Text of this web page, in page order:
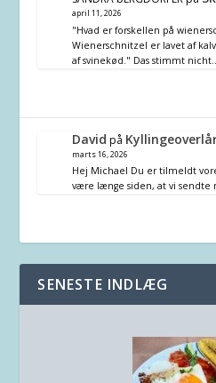
april 11, 2026
"Hvad er forskellen på
Wienerschnitzel er lavet af
af svinekød." Das stimmt nicht.…
David på
marts 16, 2026
Hej Michael Du er tilmeldt
være længe siden, at vi sendte
SENESTE INDLÆG